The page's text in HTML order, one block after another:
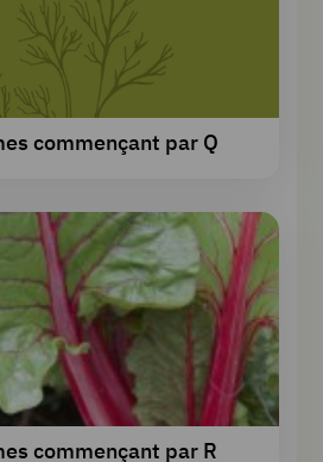
commençant par Q
commençant par R